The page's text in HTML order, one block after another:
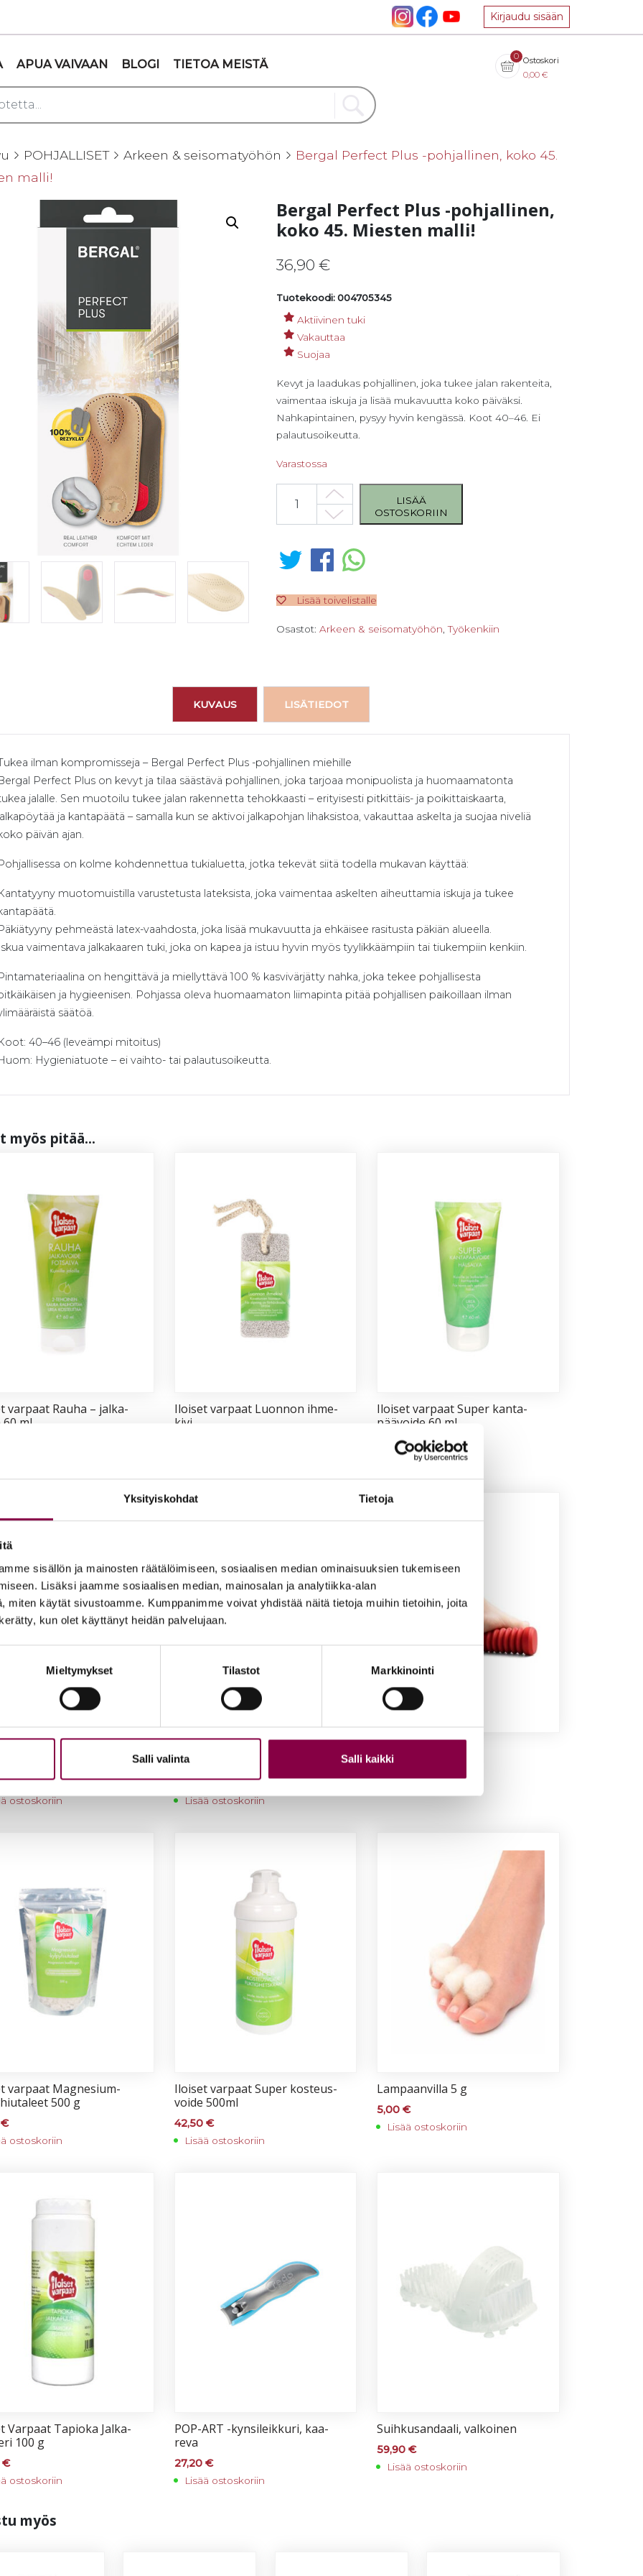
Yksityiskohdat Tietoja
sisällön ja mainosten räätälöimiseen, sosiaalisen median ominaisuuksien tukemiseen
Lisäksi jaamme sosiaalisen median, mainosalan ja analytiikka-alan
miten käytät sivustoamme. Kumppanimme voivat yhdistää näitä tietoja muihin tietoihin, joita
kun olet käyttänyt heidän palvelujaan.
Mieltymykset Tilastot Markkinointi
Salli valinta Salli kaikki
Kirjaudu sisään
APUA VAIVAAN BLOGI TIETOA MEISTÄ
0 Ostoskori
0,00 €
POHJALLISET Arkeen & seisomatyöhön
Bergal Perfect Plus -pohjallinen, koko 45.
malli!
Bergal Perfect Plus -pohjallinen,
koko 45. Miesten malli!
36,90€
Tuotekoodi: 004705345
Aktiivinen tuki
Vakauttaa
Suojaa
Kevyt ja laadukas pohjallinen, joka tukee jalan rakenteita,
vaimentaa iskuja ja lisää mukavuutta koko päiväksi.
Nahkapintainen, pysyy hyvin kengässä. Koot 40–46. Ei
palautusoikeutta.
Varastossa
Bergal Perfect Plus -pohjallinen, koko 45. Miesten malli! määrä
LISÄÄ
OSTOSKORIIN
Lisää toivelistalle
Osastot:Arkeen & seisomatyöhön ,Työkenkiin
KUVAUS LISÄTIEDOT
ilman kompromisseja – Bergal Perfect Plus -pohjallinen miehille
Perfect Plus on kevyt ja tilaa säästävä pohjallinen, joka tarjoaa monipuolista ja huomaamatonta
jalalle. Sen muotoilu tukee jalan rakennetta tehokkaasti – erityisesti pitkittäis- ja poikittaiskaarta,
ja kantapäätä – samalla kun se aktivoi jalkapohjan lihaksistoa, vakauttaa askelta ja suojaa niveliä
päivän ajan.
on kolme kohdennettua tukialuetta, jotka tekevät siitä todella mukavan käyttää:
muotomuistilla varustetusta lateksista, joka vaimentaa askelten aiheuttamia iskuja ja tukee
pehmeästä latex-vaahdosta, joka lisää mukavuutta ja ehkäisee rasitusta päkiän alueella.
vaimentava jalkakaaren tuki, joka on kapea ja istuu hyvin myös tyylikkäämpiin tai tiukempiin kenkiin.
on hengittävä ja miellyttävä 100 % kasvivärjätty nahka, joka tekee pohjallisesta
ja hygieenisen. Pohjassa oleva huomaamaton liimapinta pitää pohjallisen paikoillaan ilman
säätöä.
40–46 (leveämpi mitoitus)
Hygieniatuote – ei vaihto- tai palautusoikeutta.
myös pi­tää...
var­paat Rau­ha – jal­ka­
60 ml
Iloi­set var­paat Luon­non ih­me­
ki­vi
Iloi­set var­paat Su­per kan­ta­
pää­voi­de 60 ml
16,50€
Lisää ostoskoriin
€
ostoskoriin
20%, 30 g
31,90€
Lisää ostoskoriin
var­paat Mag­ne­sium-
500 g
€
ostoskoriin
Iloi­set var­paat Su­per kos­teus­
voi­de 500ml
42,50 €
Lisää ostoskoriin
Lam­paan­vil­la 5 g
5,00€
Lisää ostoskoriin
Var­paat Ta­pio­ka Jal­ka­
100 g
€
ostoskoriin
POP-ART -kyn­si­leik­ku­ri, kaa­
re­va
27,20 €
Lisää ostoskoriin
Suih­ku­san­daa­li, val­koi­nen
59,90€
Lisää ostoskoriin
myös